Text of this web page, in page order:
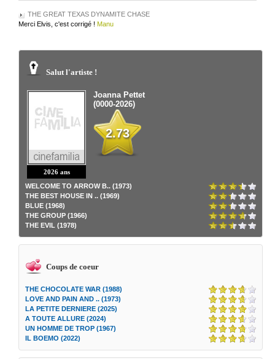
THE GREAT TEXAS DYNAMITE CHASE
Merci Elvis, c'est corrigé ! Manu
Salut l'artiste !
2026 ans
Joanna Pettet
(0000-2026)
2.73
WELCOME TO ARROW B.. (1973)
THE BEST HOUSE IN .. (1969)
BLUE (1968)
THE GROUP (1966)
THE EVIL (1978)
Coups de coeur
THE CHOCOLATE WAR (1988)
LOVE AND PAIN AND .. (1973)
LA PETITE DERNIERE (2025)
A TOUTE ALLURE (2024)
UN HOMME DE TROP (1967)
IL BOEMO (2022)